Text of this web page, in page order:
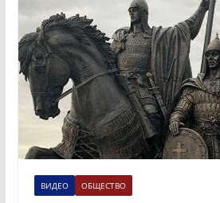
ВИДЕО ОБЩЕСТВО